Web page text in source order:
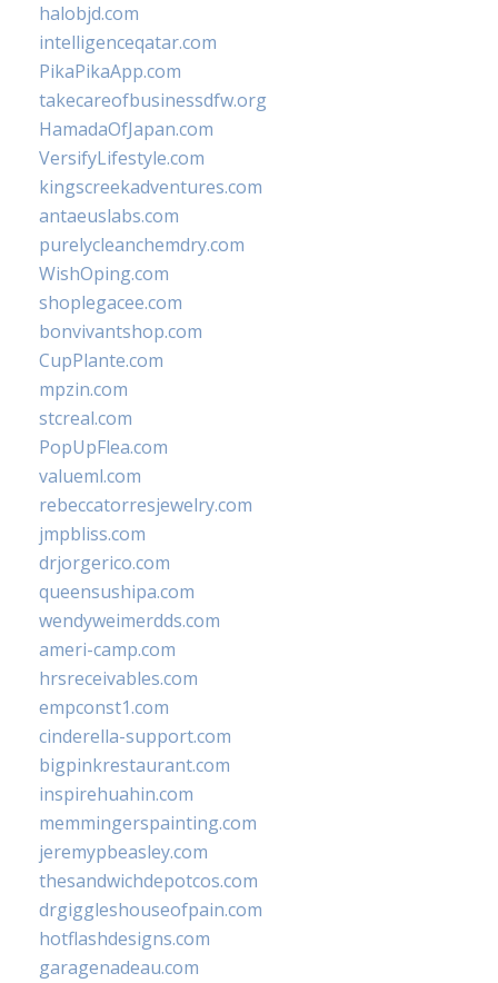
halobjd.com
intelligenceqatar.com
PikaPikaApp.com
takecareofbusinessdfw.org
HamadaOfJapan.com
VersifyLifestyle.com
kingscreekadventures.com
antaeuslabs.com
purelycleanchemdry.com
WishOping.com
shoplegacee.com
bonvivantshop.com
CupPlante.com
mpzin.com
stcreal.com
PopUpFlea.com
valueml.com
rebeccatorresjewelry.com
jmpbliss.com
drjorgerico.com
queensushipa.com
wendyweimerdds.com
ameri-camp.com
hrsreceivables.com
empconst1.com
cinderella-support.com
bigpinkrestaurant.com
inspirehuahin.com
memmingerspainting.com
jeremypbeasley.com
thesandwichdepotcos.com
drgiggleshouseofpain.com
hotflashdesigns.com
garagenadeau.com